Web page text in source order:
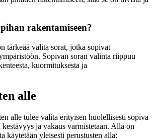
rakentamiseen?
tärkeää valita sorat, jotka sopivat
Sopivan soran valinta riippuu
kuormituksesta ja
alle
alle tulee valita erityisen huolellisesti sopiva
ja vakaus varmistetaan. Alla on
käytetään yleisesti perustusten alla: